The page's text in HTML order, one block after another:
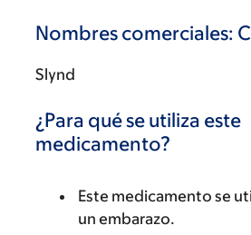
Nombres comerciales:
Slynd
¿Para qué se utiliza este
medicamento?
Este medicamento se
un embarazo.